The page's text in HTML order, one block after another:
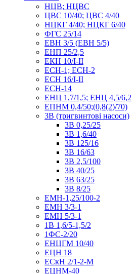
НЦВ; НЦВС
ЦВС 10/40; ЦВС 4/40
НЦКГ 4/40; НЦКГ 6/40
ФГС 25/14
ЕВН 3/5 (ЕВН 5/5)
ЕНП 25/2,5
ЕКН 10/I-II
ЕСН-1; ЕСН-2
ЕСН 16/I-II
ЕСН-14
ЕНЦ 1,7/1,5; ЕНЦ 4,5/6,2
ЕПНМ 0,4/50;(0,8(2)/70)
3В (тригвинтові насоси)
3В 0,25/25
3В 1,6/40
3В 125/16
3В 16/63
3В 2,5/100
3В 40/25
3В 63/25
3В 8/25
ЕМН-1,25/100-2
ЕМН 3/3-1
ЕМН 5/3-1
1В 1,6/5-1,5/2
1ФС-2/20
ЕНЦГМ 10/40
ЕЦН 18
ЕСкН 2/1-2-М
ЕЦНМ-40